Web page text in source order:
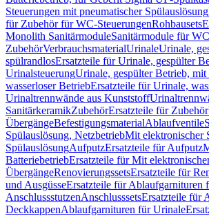
Steuerungen mit pneumatischer Spülauslösung
für Zubehör für WC-SteuerungenRohbausets
Monolith SanitärmoduleSanitärmodule für
ZubehörVerbrauchsmaterialUrinaleUrinale,
spülrandlosErsatzteile für Urinale, gespülter
UrinalsteuerungUrinale, gespülter Betrieb,
wasserloser BetriebErsatzteile für Urinale,
Urinaltrennwände aus Kunststoff
SanitärkeramikZubehörErsatzteile für Zubehör
ÜbergängeBefestigungsmaterialAblaufventile
Spülauslösung, NetzbetriebMit elektronischer
SpülauslösungAufputzErsatzteile für Aufputz
BatteriebetriebErsatzteile für Mit
ÜbergängeRenovierungssetsErsatzteile für
und AusgüsseErsatzteile für Ablaufgarnituren
AnschlussstutzenAnschlusssetsErsatzteile für
DeckkappenAblaufgarnituren für Urinale